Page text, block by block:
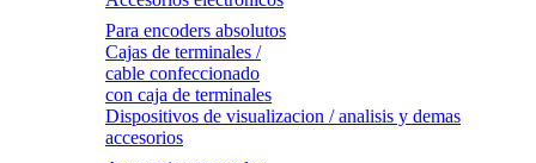
Para encoders absolutos
Cajas de terminales /
cable confeccionado
con caja de terminales
Dispositivos de visualizacion / analisis y demas
accesorios